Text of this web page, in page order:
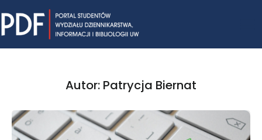
to
content
Autor: Patrycja Biernat
Strona
Strona
StronaStronaStrona